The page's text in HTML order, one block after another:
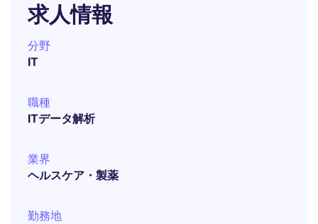
求人情報
分野
IT
職種
ITデータ解析
業界
ヘルスケア・製薬
勤務地